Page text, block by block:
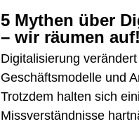
5 Mythen über
– wir räumen auf!
Digitalisierung
Geschäftsmodelle und
Trotzdem halten sich
Missverständnisse